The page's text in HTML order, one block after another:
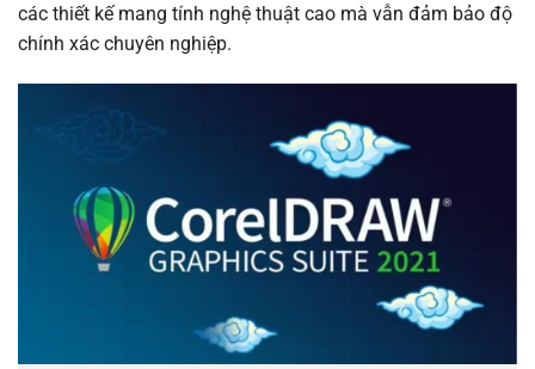
các thiết kế mang tính nghệ thuật cao mà vẫn đảm bảo độ
chính xác chuyên nghiệp.